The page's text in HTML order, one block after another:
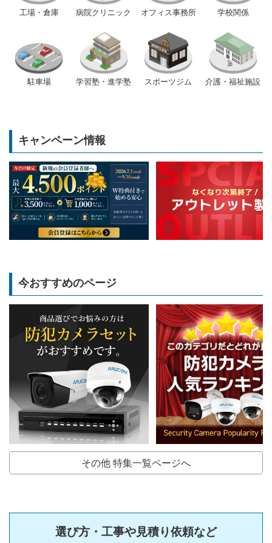
工場・倉庫 病院クリニック オフィス事務所 学校関係
駐車場 学習塾・進学塾 スポーツジム 介護・福祉施設
キャンペーン情報
今おすすめのページ
その他 特集一覧ページへ
選び方・工事や見積り依頼など